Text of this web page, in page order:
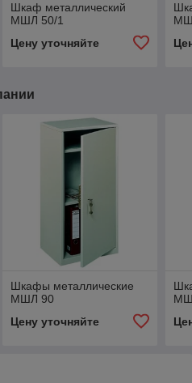
Шкаф металлический
МШЛ 50/1
Цену уточняйте
Шкафы металлические
МШЛ 90
Цену уточняйте